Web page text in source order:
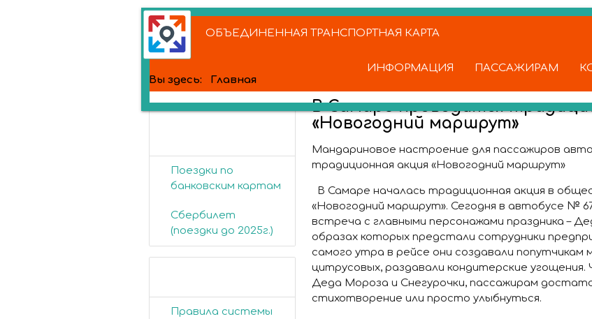
ОБЪЕДИНЕННАЯ ТРАНСПОРТНАЯ КАРТА
ИНФОРМАЦИЯ ПАССАЖИРАМ
Вы здесь: Главная
Поездки по
банковским картам
Сбербилет
(поездки до 2025г.)
Правила системы
В Самаре проводится
«Новогодний маршрут»
Мандариновое настроение для пассажиров
традиционная акция «Новогодний маршрут»
В Самаре началась традиционная акция в
«Новогодний маршрут». Сегодня в автобусе №
встреча с главными персонажами праздника –
образах которых предстали сотрудники
самого утра в рейсе они создавали
цитрусовых, раздавали кондитерские
Деда Мороза и Снегурочки, пассажирам
стихотворение или просто улыбнуться.